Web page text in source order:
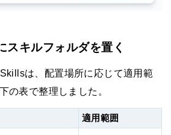
スキルフォルダを置く
は、配置場所に応じて適用範
の表で整理しました。
適用範囲